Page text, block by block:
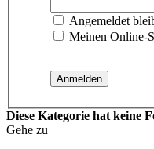
Angemeldet
Meinen Online-
Diese Kategorie hat keine
Gehe zu